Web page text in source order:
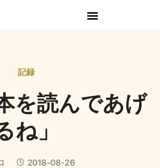
記録
を読んであげ
ね」
2018-08-26